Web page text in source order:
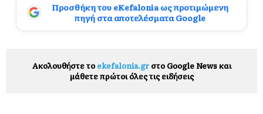
Προσθήκη του eKefalonia ως προτιμώμενη
πηγή στα αποτελέσματα Google
Ακολουθήστε το ekefalonia.grστο Google News και
μάθετε πρώτοι όλες τις ειδήσεις